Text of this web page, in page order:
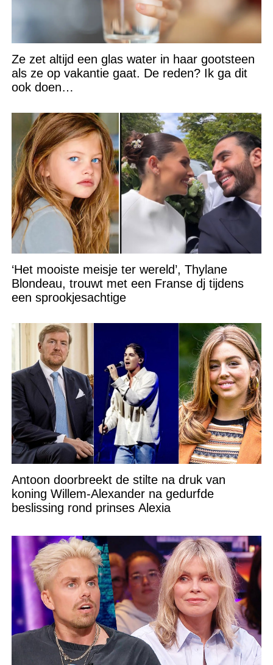
Ze zet altijd een glas water in haar gootsteen
als ze op vakantie gaat. De reden? Ik ga dit
ook doen…
‘Het mooiste meisje ter wereld’, Thylane
Blondeau, trouwt met een Franse dj tijdens
een sprookjesachtige
Antoon doorbreekt de stilte na druk van
koning Willem-Alexander na gedurfde
beslissing rond prinses Alexia